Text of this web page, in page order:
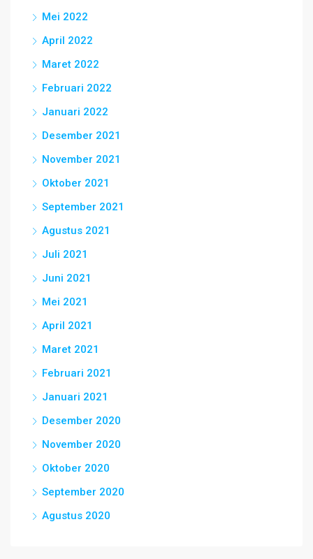
Mei 2022
April 2022
Maret 2022
Februari 2022
Januari 2022
Desember 2021
November 2021
Oktober 2021
September 2021
Agustus 2021
Juli 2021
Juni 2021
Mei 2021
April 2021
Maret 2021
Februari 2021
Januari 2021
Desember 2020
November 2020
Oktober 2020
September 2020
Agustus 2020